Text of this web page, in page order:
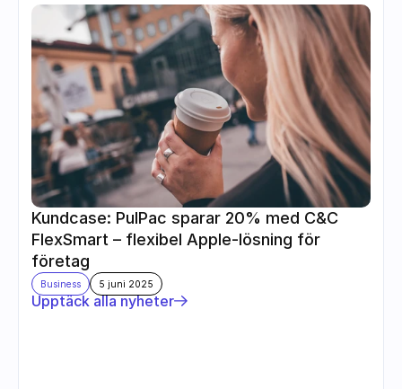
Kundcase: PulPac sparar 20% med C&C
FlexSmart – flexibel Apple-lösning för
företag
Business 5 juni 2025
Upptäck alla nyheter